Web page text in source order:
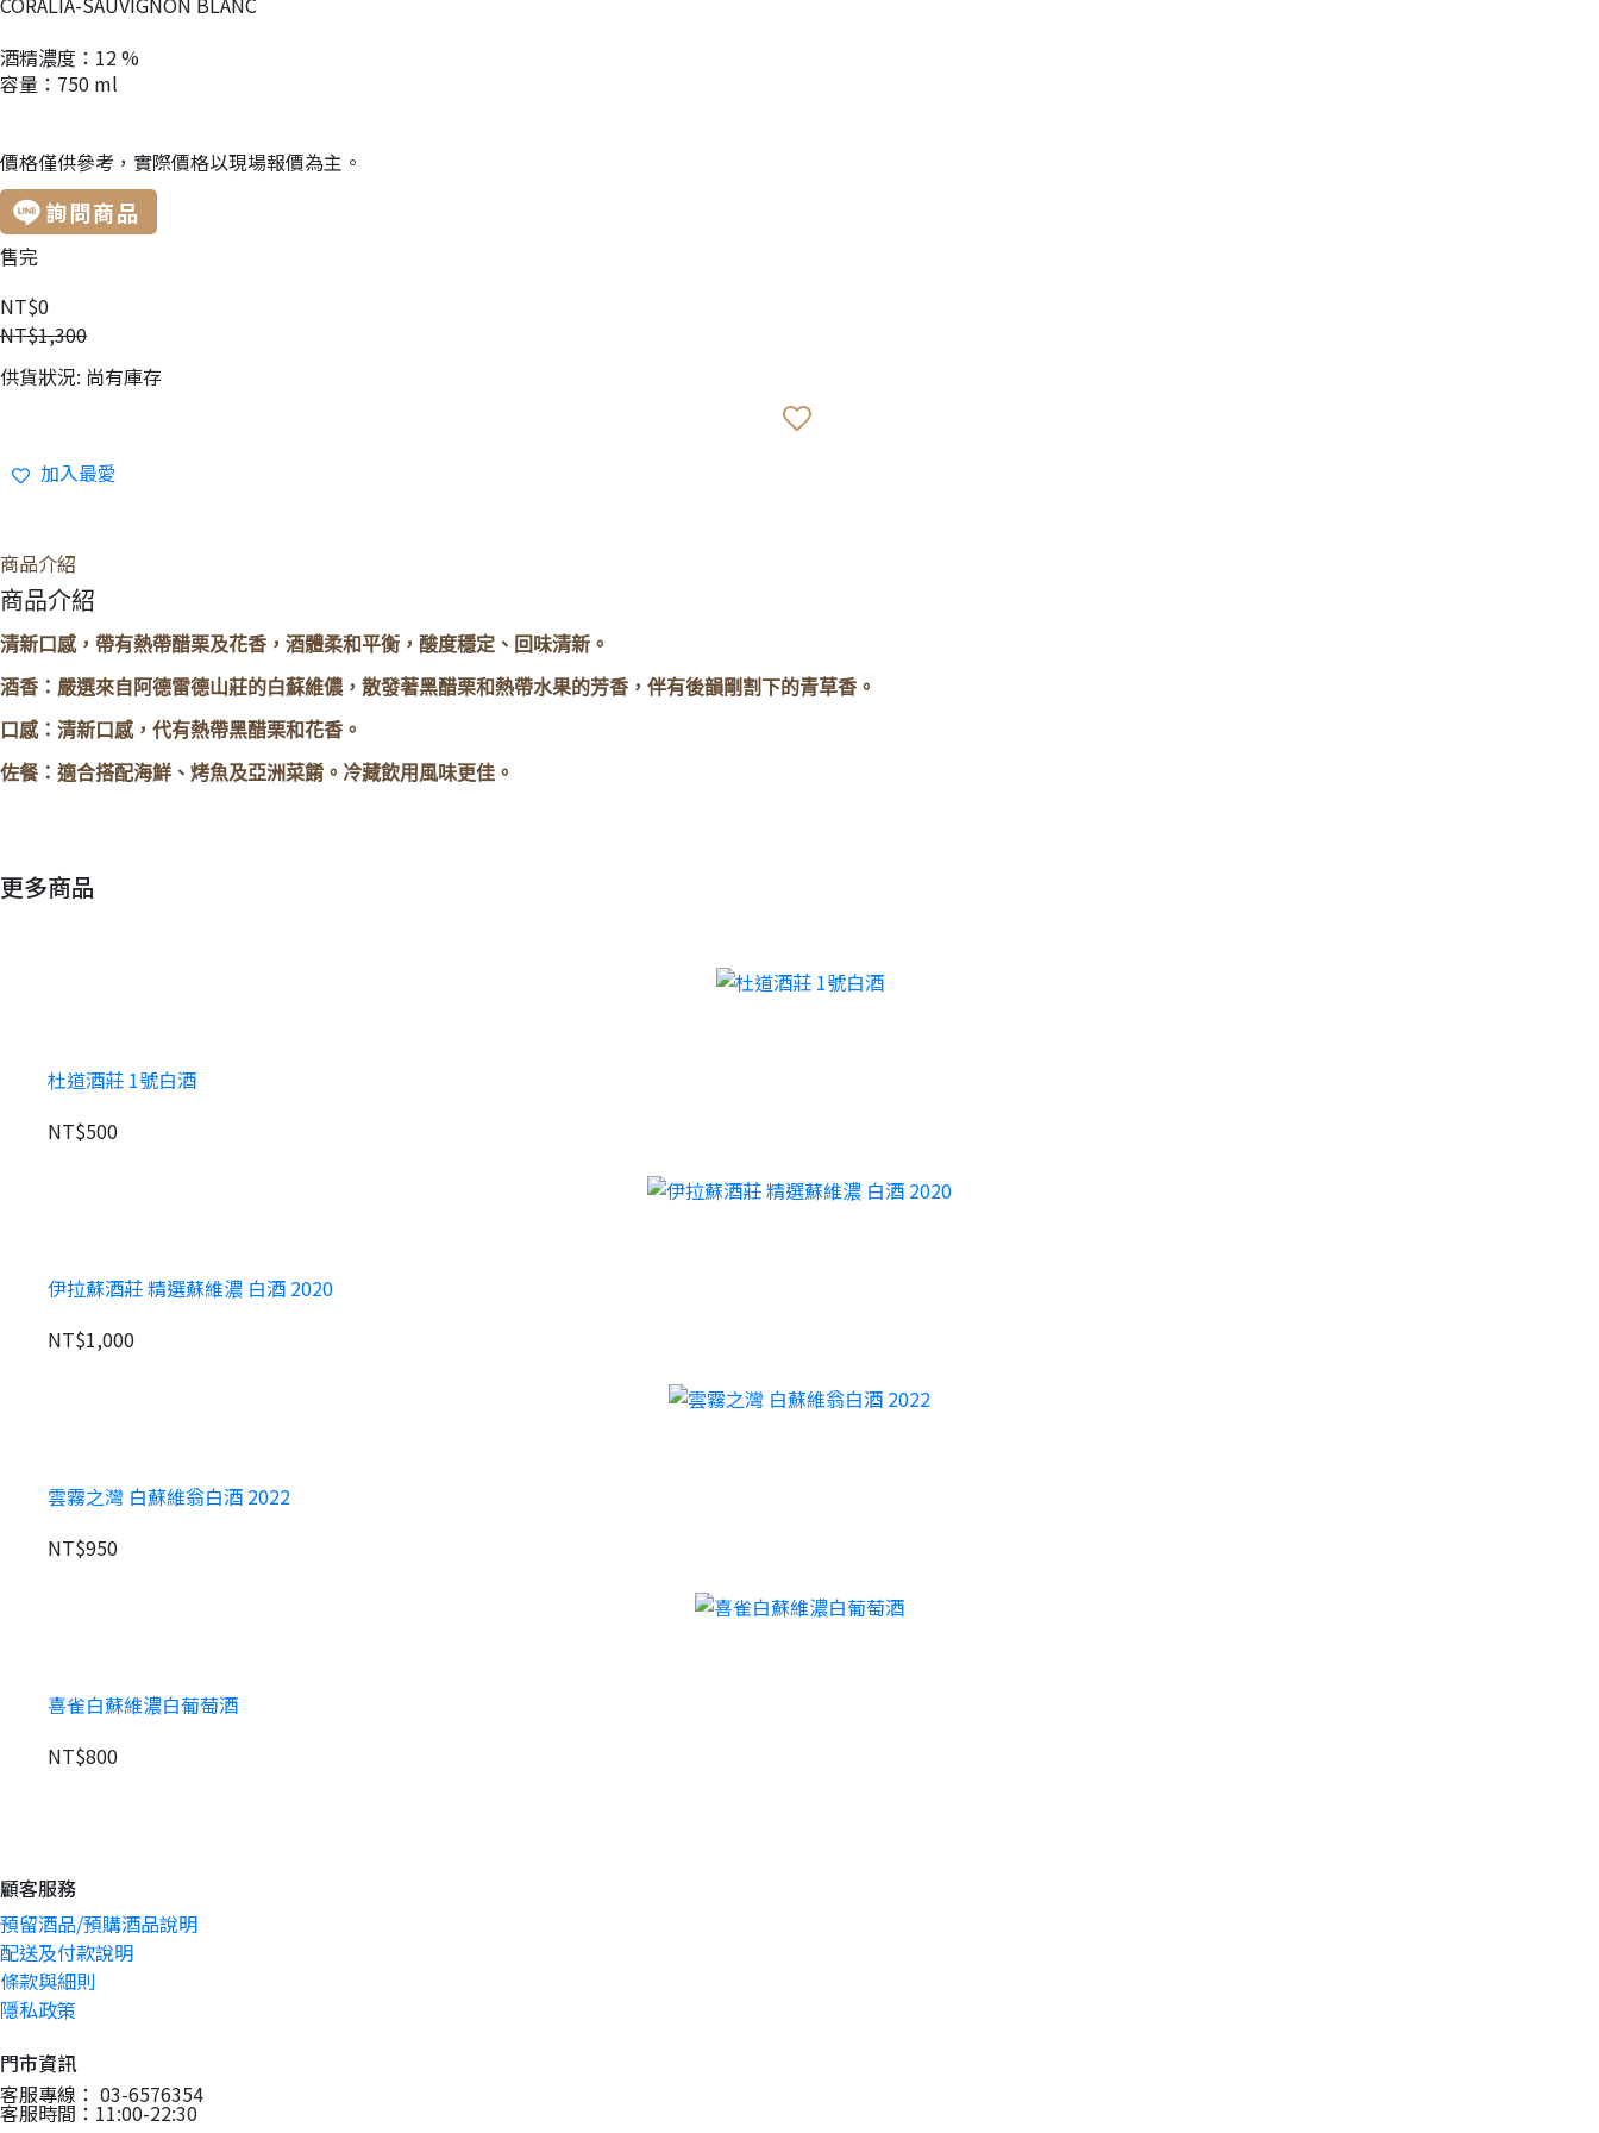
酒精濃度：12 %
容量：750 ml
價格僅供參考，實際價格以現場報價為主。
詢問商品
售完
NT$0
NT$1,300
供貨狀況: 尚有庫存
加入最愛
商品介紹
商品介紹
清新口感，帶有熱帶醋栗及花香，酒體柔和平衡，酸度穩定、回味清新。
酒香：嚴選來自阿德雷德山莊的白蘇維儂，散發著黑醋栗和熱帶水果的芳香，伴有後韻剛割下的青草香。
口感：清新口感，代有熱帶黑醋栗和花香。
佐餐：適合搭配海鮮、烤魚及亞洲菜餚。冷藏飲用風味更佳。
更多商品
杜道酒莊 1號白酒
NT$500
伊拉蘇酒莊 精選蘇維濃 白酒 2020
NT$1,000
雲霧之灣 白蘇維翁白酒 2022
NT$950
喜雀白蘇維濃白葡萄酒
NT$800
顧客服務
預留酒品/預購酒品說明
配送及付款說明
條款與細則
隱私政策
門市資訊
客服專線： 03-6576354
客服時間：11:00-22:30